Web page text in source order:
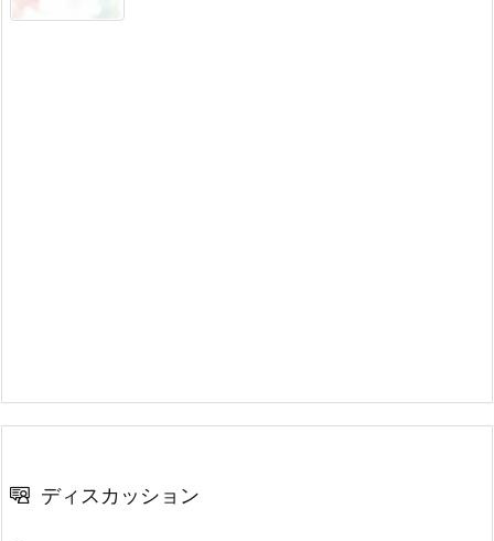
ディスカッション